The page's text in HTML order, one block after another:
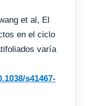
et al, El
en el ciclo
varía
s41467-